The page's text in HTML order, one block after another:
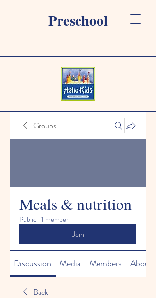
Preschool
Groups
Meals & nutrition
Public · 1 member
Join
Discussion Media Members About
Back